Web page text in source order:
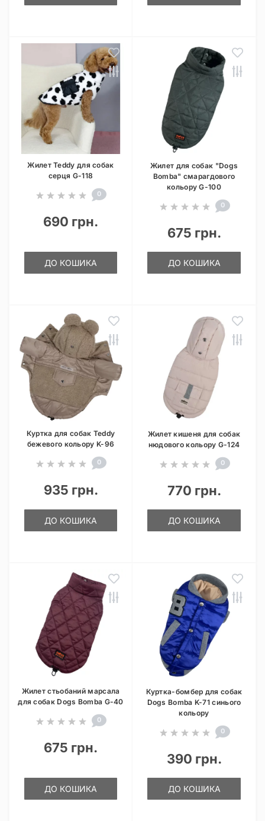
Жилет Teddy для собак
серця G-118
0
690 грн.
ДО КОШИКА
Жилет для собак "Dogs
Bomba" смарагдового
кольору G-100
0
675 грн.
ДО КОШИКА
Куртка для собак Teddy
бежевого кольору K-96
0
935 грн.
ДО КОШИКА
Жилет кишеня для собак
нюдового кольору G-124
0
770 грн.
ДО КОШИКА
Жилет стьобаний марсала
для собак Dogs Bomba G-40
0
675 грн.
ДО КОШИКА
Куртка-бомбер для собак
Dogs Bomba K-71 синього
кольору
0
390 грн.
ДО КОШИКА